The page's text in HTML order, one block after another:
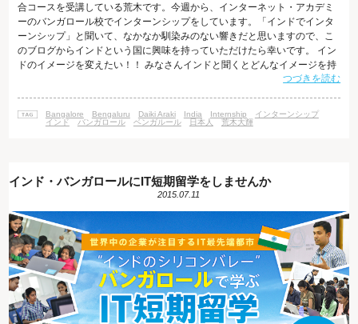
合コースを受講している荒木です。今週から、インターネット・アカデミ
ーのバンガロール校でインターンシップをしています。「インドでインタ
ーンシップ」と聞いて、なかなか馴染みのない響きだと思いますので、こ
のブログからインドという国に興味を持っていただけたら幸いです。 イン
ドのイメージを変えたい！！ みなさんインドと聞くとどんなイメージを持
たれるでしょうか？私は今年の４月下旬頃まで世界一周の旅をしていまし
ドを経由することに決めたのですが、結果、すごく魅力溢れる国で一ヶ月
つづきを読む
Bangalore Bengaluru Daiki Araki India Internship
インターンシップ
インド
バンガロール ベンガルール 日本人 荒木大輝
インド・バンガロールにIT短期留学をしませんか
2015.07.11